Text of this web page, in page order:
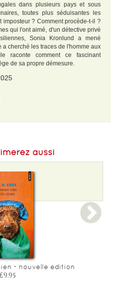
dans plusieurs pays et sous
toutes plus séduisantes les
imposteur ? Comment procède-t-il ?
qui l'ont aimé, d'un détective privé
Sonia Kronlund a mené
a cherché les traces de l'homme aux
raconte comment ce fascinant
de sa propre démesure.
aussi
- nouvelle edition
£9.95